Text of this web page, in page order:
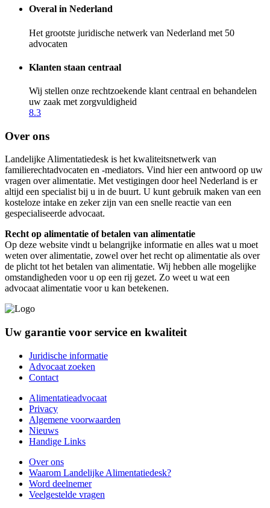
Overal in Nederland
Het grootste juridische netwerk van Nederland met 50
advocaten
Klanten staan centraal
Wij stellen onze rechtzoekende klant centraal en behandelen
uw zaak met zorgvuldigheid
8.3
Over ons
Landelijke Alimentatiedesk is het kwaliteitsnetwerk van
familierechtadvocaten en -mediators. Vind hier een antwoord op uw
vragen over alimentatie. Met vestigingen door heel Nederland is er
altijd een specialist bij u in de buurt. U kunt gebruik maken van een
kosteloze intake en zeker zijn van een snelle reactie van een
gespecialiseerde advocaat.
Recht op alimentatie of betalen van alimentatie
Op deze website vindt u belangrijke informatie en alles wat u moet
weten over alimentatie, zowel over het recht op alimentatie als over
de plicht tot het betalen van alimentatie. Wij hebben alle mogelijke
omstandigheden voor u op een rij gezet. Zo weet u wat een
advocaat alimentatie voor u kan betekenen.
Uw garantie voor service en kwaliteit
Juridische informatie
Advocaat zoeken
Contact
Alimentatieadvocaat
Privacy
Algemene voorwaarden
Nieuws
Handige Links
Over ons
Waarom Landelijke Alimentatiedesk?
Word deelnemer
Veelgestelde vragen